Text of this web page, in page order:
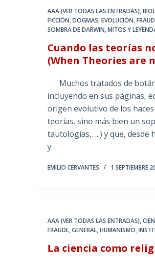
AAA (VER TODAS LAS ENTRADAS),
FICCIÓN,DOGMAS,EVOLUCIÓN,
SOMBRA DE DARWIN,MITOS Y
Cuando las teorías
(When Theories are
Muchos tratados de
incluyendo en sus páginas,
origen evolutivo de los
teorías, sino más bien un
tautologías,…..) y que, desde
y…
EMILIO CERVANTES 1 SEPTIEMBRE
AAA (VER TODAS LAS ENTRADAS),
FRAUDE,GENERAL,HUMANISMO,
La ciencia como